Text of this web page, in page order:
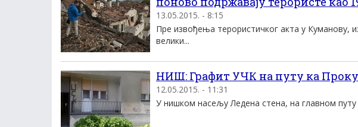
13.05.2015. - 8:15
Пре извођења терористичког акта у Куманову,
велики...
НИШ: Графит УЧК на путу ка
12.05.2015. - 11:31
У нишком насељу Ледена стена, на главном